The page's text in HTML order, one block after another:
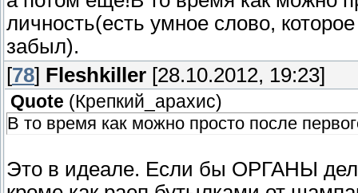
личность(есть умное слово,
забыл).
[78] Fleshkiller [28.10.2012, 19:23]
Quote (Крепкий_арахис)
В то время как можно просто после
Это в идеале. Если бы ОРГАНЫ